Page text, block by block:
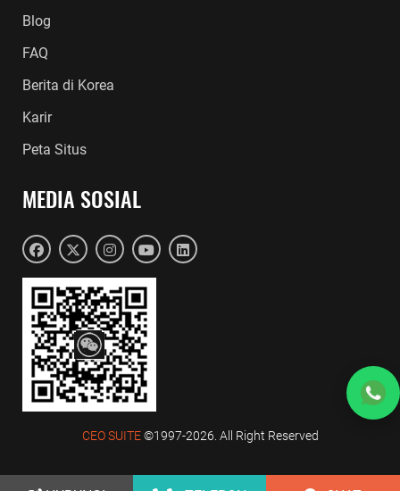
Blog
FAQ
Berita di Korea
Karir
Peta Situs
MEDIA SOSIAL
CEO SUITE©1997-2026. All Right Reserved